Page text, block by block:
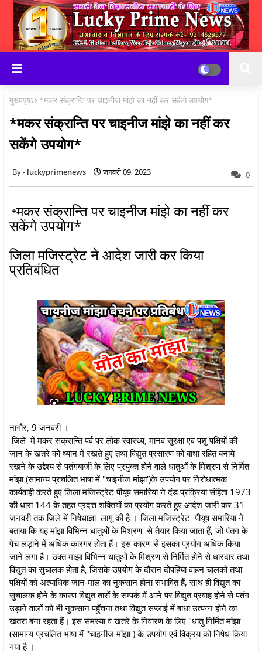
मुख्यपृष्ठ *मकर संक्रान्ति पर चाइनीज मांझे का नहीं कर सकेंगे उपयोग*
*मकर संक्रान्ति पर चाइनीज मांझे का नहीं कर
सकेंगे उपयोग*
luckyprimenews जनवरी 09, 2023 0
*मकर संक्रान्ति पर चाइनीज मांझे का नहीं कर
सकेंगे उपयोग*
जिला मजिस्ट्रेट ने आदेश जारी कर किया
प्रतिबंधित
नागौर, 9 जनवरी ।
जिले में मकर संक्रान्ति पर्व पर लोक स्वास्थ्य, मानव सुरक्षा एवं पशु पक्षियों की
जान के खतरे को ध्यान में रखते हुए तथा विद्युत प्रसारण को बाधा रहित बनाये
रखने के उद्देश्य से पतंगबाजी के लिए प्रयुक्त होने वाले धातुओं के मिश्रण से निर्मित
मांझा (सामान्य प्रचलित भाषा में "चाइनीज मांझा')के उपयोग पर निरोधात्मक
कार्यवाही करते हुए जिला मजिस्ट्रेट पीयूष समारिया ने दंड प्रक्रिया संहिता 1973
की धारा 144 के तहत प्रदत्त शक्तियों का प्रयोग करते हुए आदेश जारी कर 31
जनवरी तक जिले में निषेधाज्ञा लागू की है । जिला मजिस्ट्रेट पीयूष समारिया ने
बताया कि यह मांझा विभिन्न धातुओं के मिश्रण से तैयार किया जाता हैं, जो पंतग के
पेच लड़ाने में अधिक कारगर होता हैं। इस कारण से इसका प्रयोग अधिक किया
जाने लगा है। उक्त मांझा विभिन्न धातुओं के मिश्रण से निर्मित होने से धारदार तथा
विद्युत का सुचालक होता है, जिसके उपयोग के दौरान दोपहिया वाहन चालकों तथा
पक्षियों को अत्याधिक जान-माल का नुकसान होना संभावित हैं, साथ ही विद्युत का
सुचालक होने के कारण विद्युत तारों के सम्पर्क में आने पर विद्युत प्रवाह होने से पतंग
उड़ाने वालों को भी नुकसान पहुँचना तथा विद्युत सप्लाई में बाधा उत्पन्न होने का
खतरा बना रहता हैं। इस समस्या व खतरे के निवारण के लिए "धातु निर्मित मांझा
(सामान्य प्रचलित भाषा में "चाइनीज मांझा ) के उपयोग एवं विक्रय को निषेध किया
गया है ।